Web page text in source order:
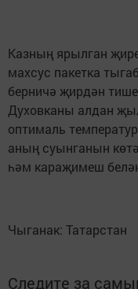
Казның ярылган
махсус пакетка
берничә җирдән
Духовканы алдан
оптималь
аның суынганын
һәм караҗимеш
Чыганак: Татарстан
Следите за